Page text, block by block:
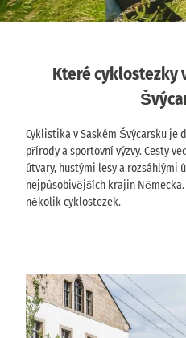
Které cyklostezky
Cyklistika v Saském Švýcarsku je
přírody a sportovní výzvy. Cesty
útvary, hustými lesy a rozsáhlými
nejpůsobivějších krajin
několik cyklostezek.